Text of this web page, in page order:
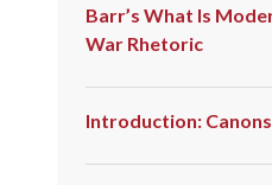
Barr’s What Is
War Rhetoric
Introduction: